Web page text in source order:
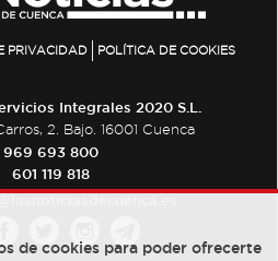
PRIVACIDAD POLÍTICA DE COOKIES
Integrales 2020 S.L.
2. Bajo. 16001 Cuenca
969 693 800
601 119 818
de cookies para poder ofrecerte